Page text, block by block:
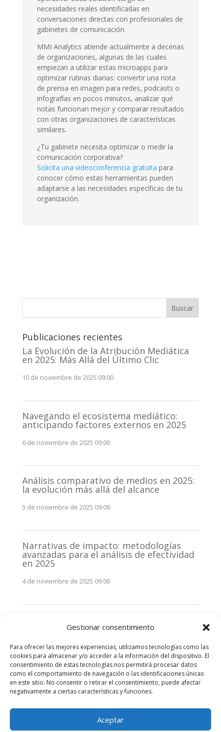
Gestionar consentimiento
Para ofrecer las mejores experiencias, utilizamos tecnologías como las
cookies para almacenar y/o acceder a la información del dispositivo. El
consentimiento de estas tecnologías nos permitirá procesar datos
como el comportamiento de navegación o las identificaciones únicas
en este sitio. No consentir o retirar el consentimiento, puede afectar
negativamente a ciertas características y funciones.
Aceptar
necesidades reales identificadas en
conversaciones directas con profesionales de
gabinetes de comunicación.
MMI Analytics atiende actualmente a decenas
de organizaciones, algunas de las cuales
empiezan a utilizar estas microapps para
optimizar rutinas diarias: convertir una nota
de prensa en imagen para redes, podcasts o
infografías en pocos minutos, analizar qué
notas funcionan mejor y comparar resultados
con otras organizaciones de características
similares.
¿Tu gabinete necesita optimizar o medir la
comunicación corporativa?
Solicita una videoconferencia gratuita para
conocer cómo estas herramientas pueden
adaptarse a las necesidades específicas de tu
organización.
Buscar
Publicaciones recientes
La Evolución de la Atribución Mediática
en 2025: Más Allá del Último Clic
10 de noviembre de 2025 09:00
Navegando el ecosistema mediático:
anticipando factores externos en 2025
6 de noviembre de 2025 09:00
Análisis comparativo de medios en 2025:
la evolución más allá del alcance
5 de noviembre de 2025 09:00
Narrativas de impacto: metodologías
avanzadas para el análisis de efectividad
en 2025
4 de noviembre de 2025 09:00
stakeholders en 2025: La clave de la
3 de noviembre de 2025 09:00
Comentarios recientes